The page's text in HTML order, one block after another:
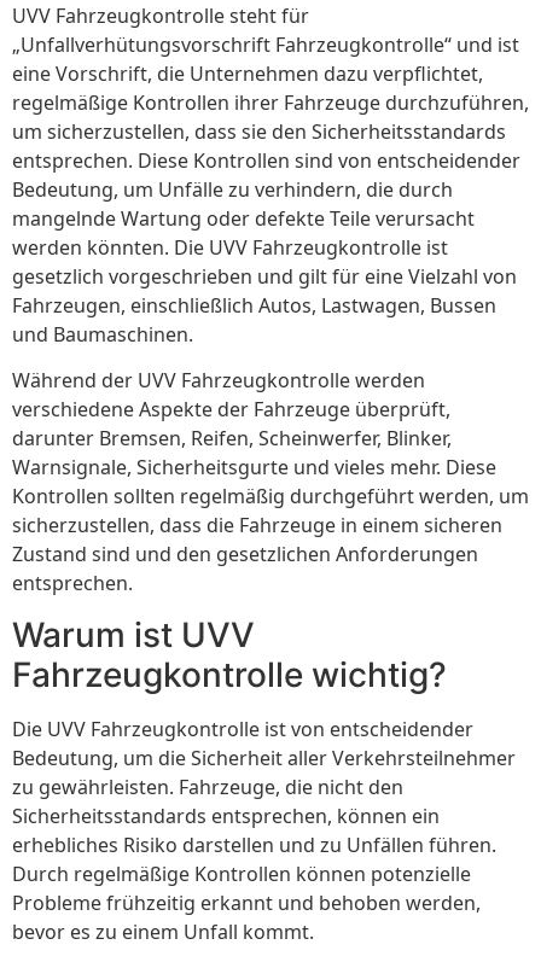
UVV Fahrzeugkontrolle steht für
„Unfallverhütungsvorschrift Fahrzeugkontrolle“ und ist
eine Vorschrift, die Unternehmen dazu verpflichtet,
regelmäßige Kontrollen ihrer Fahrzeuge durchzuführen,
um sicherzustellen, dass sie den Sicherheitsstandards
entsprechen. Diese Kontrollen sind von entscheidender
Bedeutung, um Unfälle zu verhindern, die durch
mangelnde Wartung oder defekte Teile verursacht
werden könnten. Die UVV Fahrzeugkontrolle ist
gesetzlich vorgeschrieben und gilt für eine Vielzahl von
Fahrzeugen, einschließlich Autos, Lastwagen, Bussen
und Baumaschinen.
Während der UVV Fahrzeugkontrolle werden
verschiedene Aspekte der Fahrzeuge überprüft,
darunter Bremsen, Reifen, Scheinwerfer, Blinker,
Warnsignale, Sicherheitsgurte und vieles mehr. Diese
Kontrollen sollten regelmäßig durchgeführt werden, um
sicherzustellen, dass die Fahrzeuge in einem sicheren
Zustand sind und den gesetzlichen Anforderungen
entsprechen.
Warum ist UVV
Fahrzeugkontrolle wichtig?
Die UVV Fahrzeugkontrolle ist von entscheidender
Bedeutung, um die Sicherheit aller Verkehrsteilnehmer
zu gewährleisten. Fahrzeuge, die nicht den
Sicherheitsstandards entsprechen, können ein
erhebliches Risiko darstellen und zu Unfällen führen.
Durch regelmäßige Kontrollen können potenzielle
Probleme frühzeitig erkannt und behoben werden,
bevor es zu einem Unfall kommt.